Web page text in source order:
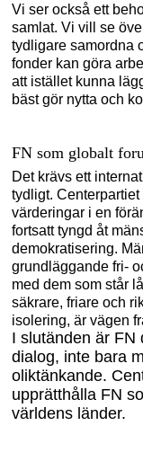
Vi ser också ett
samlat. Vi vill se
tydligare samordna
fonder kan göra
att istället kunna
bäst gör nytta och
FN som globalt
Det krävs ett
tydligt.
värderingar i en
fortsatt tyngd åt
demokratisering.
grundläggande fri-
med dem som står
säkrare, friare och
isolering, är vägen
I slutänden är FN
dialog, inte bara
oliktänkande.
upprätthålla FN
världens länder.